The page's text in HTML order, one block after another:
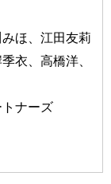
ほ、江田友莉
衣、高橋洋、
ナーズ